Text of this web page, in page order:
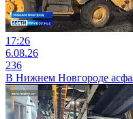
17:26
6.08.26
236
В Нижнем Новгороде